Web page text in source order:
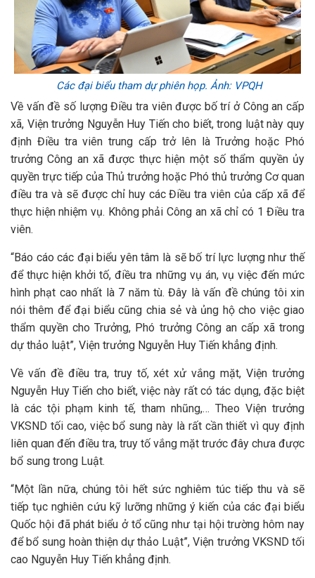
Các đại biểu tham dự phiên họp. Ảnh: VPQH
Về vấn đề số lượng Điều tra viên được bố trí ở Công an cấp
xã, Viện trưởng Nguyễn Huy Tiến cho biết, trong luật này quy
định Điều tra viên trung cấp trở lên là Trưởng hoặc Phó
trưởng Công an xã được thực hiện một số thẩm quyền ủy
quyền trực tiếp của Thủ trưởng hoặc Phó thủ trưởng Cơ quan
điều tra và sẽ được chỉ huy các Điều tra viên của cấp xã để
thực hiện nhiệm vụ. Không phải Công an xã chỉ có 1 Điều tra
viên.
“Báo cáo các đại biểu yên tâm là sẽ bố trí lực lượng như thế
để thực hiện khởi tố, điều tra những vụ án, vụ việc đến mức
hình phạt cao nhất là 7 năm tù. Đây là vấn đề chúng tôi xin
nói thêm để đại biểu cũng chia sẻ và ủng hộ cho việc giao
thẩm quyền cho Trưởng, Phó trưởng Công an cấp xã trong
dự thảo luật”, Viện trưởng Nguyễn Huy Tiến khẳng định.
Về vấn đề điều tra, truy tố, xét xử vắng mặt, Viện trưởng
Nguyễn Huy Tiến cho biết, việc này rất có tác dụng, đặc biệt
là các tội phạm kinh tế, tham nhũng,… Theo Viện trưởng
VKSND tối cao, việc bổ sung này là rất cần thiết vì quy định
liên quan đến điều tra, truy tố vắng mặt trước đây chưa được
bổ sung trong Luật.
“Một lần nữa, chúng tôi hết sức nghiêm túc tiếp thu và sẽ
tiếp tục nghiên cứu kỹ lưỡng những ý kiến của các đại biểu
Quốc hội đã phát biểu ở tổ cũng như tại hội trường hôm nay
để bổ sung hoàn thiện dự thảo Luật”, Viện trưởng VKSND tối
cao Nguyễn Huy Tiến khẳng định.